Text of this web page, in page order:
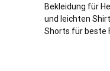
Bekleidung für
und leichten
Shorts für beste